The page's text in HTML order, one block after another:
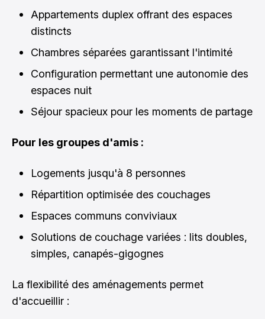
Appartements duplex offrant des espaces
distincts
Chambres séparées garantissant l'intimité
Configuration permettant une autonomie des
espaces nuit
Séjour spacieux pour les moments de partage
Pour les groupes d'amis :
Logements jusqu'à 8 personnes
Répartition optimisée des couchages
Espaces communs conviviaux
Solutions de couchage variées : lits doubles,
simples, canapés-gigognes
La flexibilité des aménagements permet
d'accueillir :